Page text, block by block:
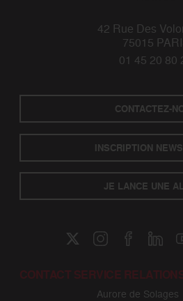
42 Rue Des
75015
01 45 20 80
CONTACTEZ-
INSCRIPTION
JE LANCE UNE
CONTACT SERVICE
Aurore de Solages